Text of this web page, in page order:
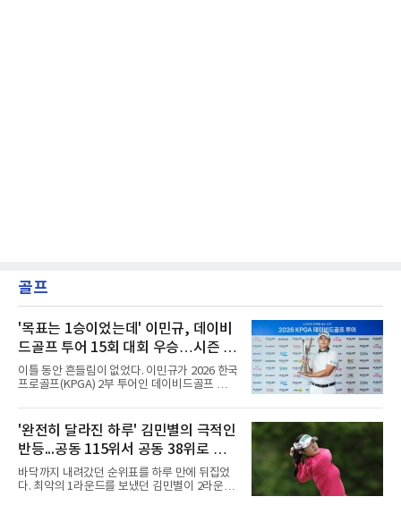
골프
'목표는 1승이었는데' 이민규, 데이비
드골프 투어 15회 대회 우승…시즌 2
승
이틀 동안 흔들림이 없었다. 이민규가 2026 한국
프로골프(KPGA) 2부 투어인 데이비드골프 투어
을 거뒀다.이민규는 7일 충남 태안 솔라고 CC(파
71)에서 열린 2라운드에서 버디만 8개를 잡아 8
언더파 63타를 쳤다. 전날 보기 없이 9언더파로
개인 18홀 최저타를 세웠던 그는 최종 합계 17언
더파 125타로, 공동 2위 박태완과 안해천(이상
13언더파 129타)을 4타 차로 따돌렸다. 우승 상
금은 2천만원이다.여정에는 성장이 담겼다.
'완전히 달라진 하루' 김민별의 극적인
반등...공동 115위서 공동 38위로 도
약
바닥까지 내려갔던 순위표를 하루 만에 뒤집었
다. 최악의 1라운드를 보냈던 김민별이 2라운드